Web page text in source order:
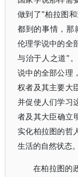
做到了"柏拉图
都到的事情，那
伦理学说中的全
与治于人之道"
说中的全部公理
权者及其主要大
并促使人们学习
者及其大臣确立
实化柏拉图的哲
生活的自然状态。
在柏拉图的